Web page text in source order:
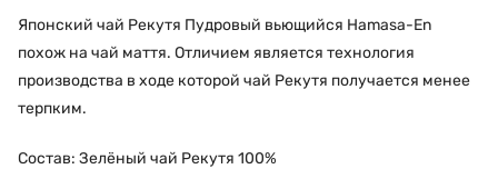
Японский чай Рекутя Пудровый вьющийся Hamasa-En
похож на чай маття. Отличием является технология
производства в ходе которой чай Рекутя получается менее
терпким.
Состав: Зелёный чай Рекутя 100%